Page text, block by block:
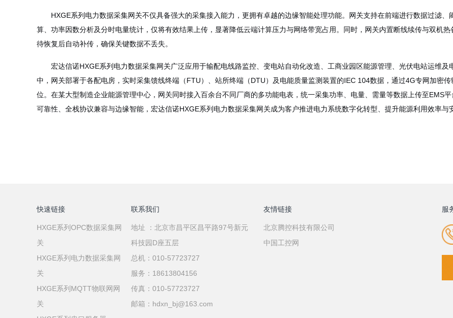
HXGE系列 电力数据采集网关不仅具备强大的采集接入能力，更拥有卓越的边缘智能处理功能。网关支持在前端进行数据过滤
算、功率因数分析及分时电量统计，仅将有效结果上传，显著降低云端计算压力与网络带宽占用。同时，网关内置断线续传与双机
待恢复后自动补传，确保关键数据不丢失。
宏达信诺HXGE系列电力数据采集网关广泛应用于输配电线路监控、变电站自动化改造、工商业园区能源管理、光伏电站运维
中，网关部署于各配电房，实时采集馈线终端（FTU）、站所终端（DTU）及电能质量监测装置的IEC 104数据，通过4G专网加密
位。在某大型制造企业能源管理中心，网关同时接入百余台不同厂商的多功能电表，统一采集功率、电量、需量等数据上传至EMS
可靠性、全栈协议兼容与边缘智能，宏达信诺HXGE系列电力数据采集网关成为客户推进电力系统数字化转型、提升能源利用效率与
快速链接
HXGE系列OPC数据采集网
关
HXGE系列电力数据采集网
关
HXGE系列MQTT物联网网
关
联系我们
地址 ：北京市昌平区昌平路97号新元
科技园D座五层
总机：010-57723727
服务：18613804156
传真：010-57723727
邮箱：hdxn_bj@163.com
友情链接
北京腾控科技有限公司
中国工控网
服